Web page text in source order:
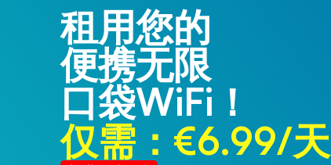
租用您的
便携无限
口袋WiFi！
仅需：€6.99/天